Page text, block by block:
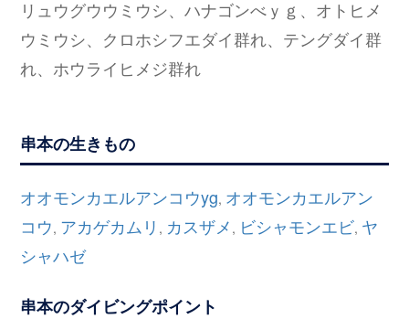
リュウグウウミウシ、ハナゴンべｙｇ、オトヒメ
ウミウシ、クロホシフエダイ群れ、テングダイ群
れ、ホウライヒメジ群れ
串本の生きもの
オオモンカエルアンコウyg, オオモンカエルアン
コウ, アカゲカムリ , カスザメ , ビシャモンエビ, ヤ
シャハゼ
串本のダイビングポイント